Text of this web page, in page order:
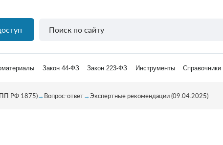
Закон 44-ФЗ Закон 223-ФЗ Инструменты Справочники
РФ 1875)→Вопрос-ответ→Экспертные рекомендации (09.04.2025)